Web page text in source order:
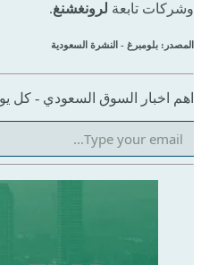
وشركات تابعة لرونغشنغ.
المصدر: بلومبرغ - النشرة السعودية
اهم اخبار السوق السعودي - كل